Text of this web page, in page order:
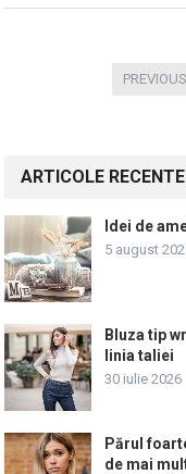
PREVIOUS
ARTICOLE RECENTE
Idei de
5 august
Bluza tip
linia taliei
30 iulie 2026
Părul
de mai